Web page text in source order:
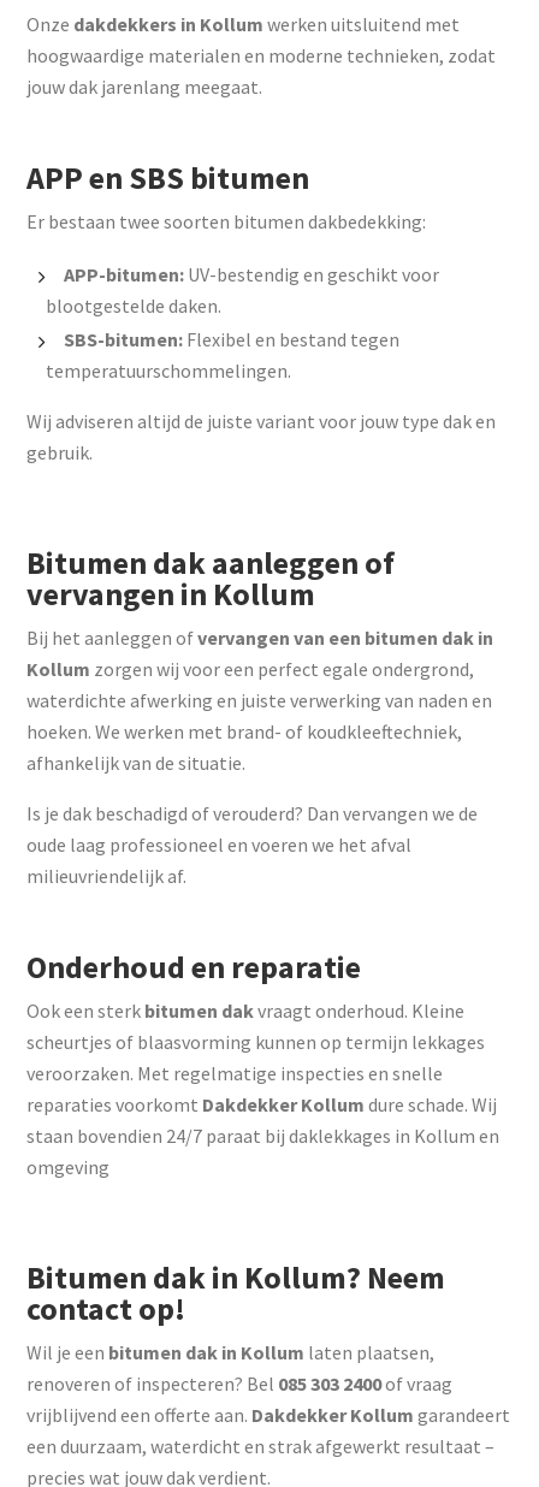
Onze dakdekkers in Kollum werken uitsluitend met
hoogwaardige materialen en moderne technieken, zodat
jouw dak jarenlang meegaat.
APP en SBS bitumen
Er bestaan twee soorten bitumen dakbedekking:
APP-bitumen: UV-bestendig en geschikt voor
blootgestelde daken.
SBS-bitumen: Flexibel en bestand tegen
temperatuurschommelingen.
Wij adviseren altijd de juiste variant voor jouw type dak en
gebruik.
Bitumen dak aanleggen of
vervangen in Kollum
Bij het aanleggen ofvervangen van een bitumen dak in
Kollum zorgen wij voor een perfect egale ondergrond,
waterdichte afwerking en juiste verwerking van naden en
hoeken. We werken met brand- of koudkleeftechniek,
afhankelijk van de situatie.
Is je dak beschadigd of verouderd? Dan vervangen we de
oude laag professioneel en voeren we het afval
milieuvriendelijk af.
Onderhoud en reparatie
Ook een sterk bitumen dakvraagt onderhoud. Kleine
scheurtjes of blaasvorming kunnen op termijn lekkages
veroorzaken. Met regelmatige inspecties en snelle
reparaties voorkomt Dakdekker Kollum dure schade. Wij
staan bovendien 24/7 paraat bij daklekkages in Kollum en
omgeving
Bitumen dak in Kollum? Neem
contact op!
Wil je een bitumen dak in Kollum laten plaatsen,
renoveren of inspecteren? Bel 085 303 2400of vraag
vrijblijvend een offerte aan. Dakdekker Kollum garandeert
een duurzaam, waterdicht en strak afgewerkt resultaat –
precies wat jouw dak verdient.